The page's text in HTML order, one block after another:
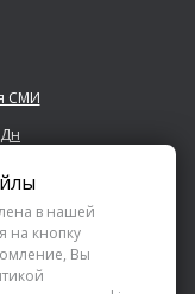
СМИ
в нашей
на кнопку
Вы